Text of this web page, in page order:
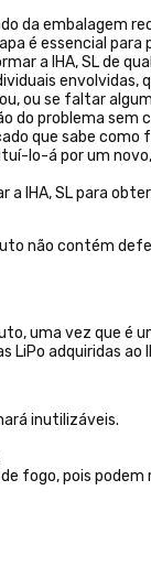
da embalagem
é essencial
a IHA, SL de
envolvidas,
ou se faltar
do problema sem
que sabe
lo-á por um
IHA, SL para
não contém
uma vez que
adquiridas ao
inutilizáveis.
fogo, pois podem